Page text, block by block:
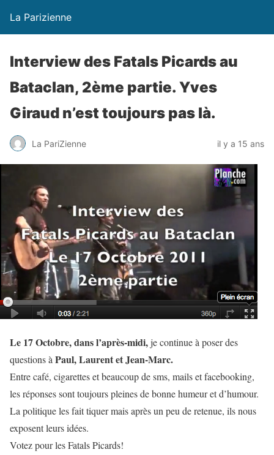
La Parizienne
Interview des Fatals Picards au
Bataclan, 2ème partie. Yves
Giraud n’est toujours pas là.
La PariZienne il y a 15 ans
Le 17 Octobre, dans l’après-midi,je continue à poser des
questions à Paul, Laurent et Jean-Marc.
Entre café, cigarettes et beaucoup de sms, mails et facebooking,
les réponses sont toujours pleines de bonne humeur et d’humour.
La politique les fait tiquer mais après un peu de retenue, ils nous
exposent leurs idées.
Votez pour les Fatals Picards!